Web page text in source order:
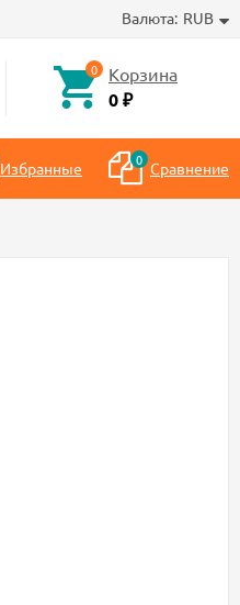
Валюта: RUB
0 Корзина
0 ₽
Избранные 0 Сравнение